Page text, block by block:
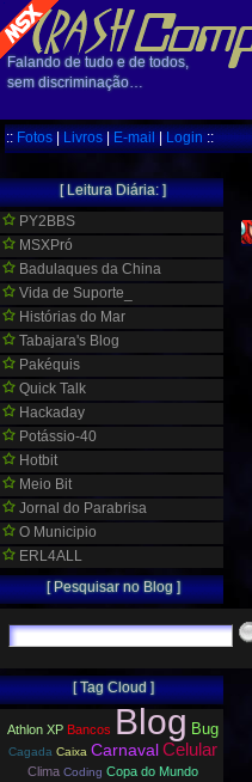
Falando de tudo e de todos,
sem discriminação…
::Fotos|Livros|E-mail|Login::
[ Leitura Diária: ]
PY2BBS
MSXPró
Badulaques da China
Vida de Suporte_
Histórias do Mar
Tabajara's Blog
Pakéquis
Quick Talk
Hackaday
Potássio-40
Hotbit
Meio Bit
Jornal do Parabrisa
O Municipio
ERL4ALL
[ Pesquisar no Blog ]
[ Tag Cloud ]
Athlon XP Bancos Blog Bug
Cagada Caixa CarnavalCelular
Clima Coding Copa do Mundo